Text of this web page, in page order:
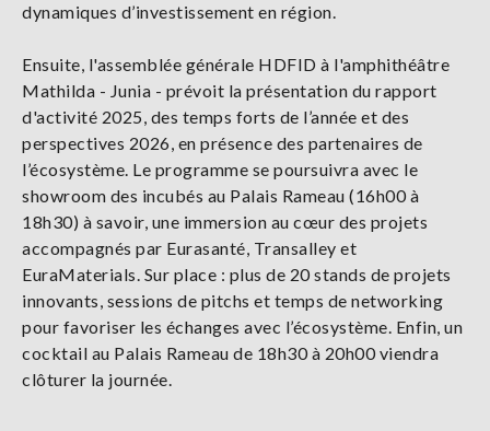
dynamiques d’investissement en région.
Ensuite, l'assemblée générale HDFID à l'amphithéâtre
Mathilda - Junia - prévoit la présentation du rapport
d'activité 2025, des temps forts de l’année et des
perspectives 2026, en présence des partenaires de
l’écosystème. Le programme se poursuivra avec le
showroom des incubés au Palais Rameau (16h00 à
18h30) à savoir, une immersion au cœur des projets
accompagnés par Eurasanté, Transalley et
EuraMaterials. Sur place : plus de 20 stands de projets
innovants, sessions de pitchs et temps de networking
pour favoriser les échanges avec l’écosystème. Enfin, un
cocktail au Palais Rameau de 18h30 à 20h00 viendra
clôturer la journée.